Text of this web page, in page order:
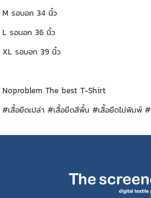
M รอบอก 34 นิ้ว
L รอบอก 36 นิ้ว
XL รอบอก 39 นิ้ว
Noproblem The best T-Shirt
#เสื้อยืดเปล่า #เสื้อยืดสีพื้น #เสื้อยืดไม่พิมพ์